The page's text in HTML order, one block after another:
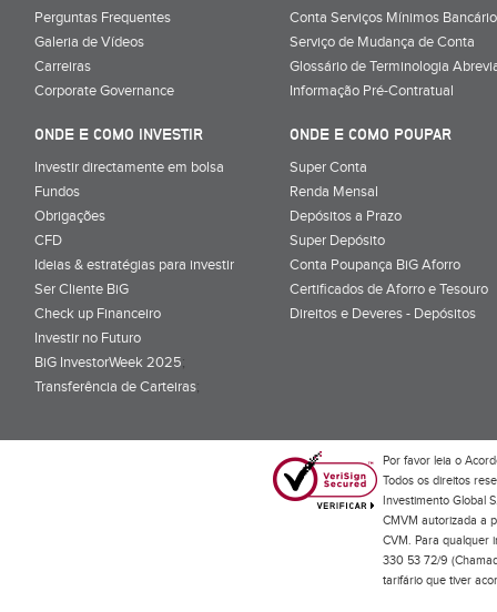
Perguntas Frequentes
Galeria de Vídeos
Carreiras
Corporate Governance
Conta Serviços Mínimos
Serviço de Mudança de Conta
Glossário de Terminologia
Informação Pré-Contratual
ONDE E COMO INVESTIR
Investir directamente em bolsa
Fundos
Obrigações
CFD
Ideias & estratégias para investir
Ser Cliente BiG
Check up Financeiro
Investir no Futuro
BiG InvestorWeek 2025;
Transferência de Carteiras;
ONDE E COMO POUPAR
Super Conta
Renda Mensal
Depósitos a Prazo
Super Depósito
Conta Poupança BiG Aforro
Certificados de Aforro e Tesouro
Direitos e Deveres - Depósitos
Por favor leia o
Todos os direitos
Investimento Global
CMVM autorizada a
CVM. Para qualquer
330 53 72/9
tarifário que tiver